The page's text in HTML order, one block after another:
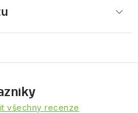
všechny recenze